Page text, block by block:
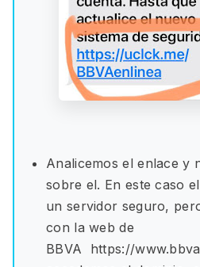
Analicemos el enlace y
sobre el. En este caso
un servidor seguro,
con la web de
BBVA https://